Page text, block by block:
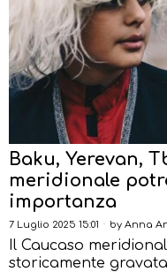
Baku, Yerevan,
meridionale
importanza
7 Luglio 2025 15:01 by Anna
Il Caucaso
storicamente